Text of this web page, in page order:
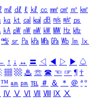
㎖ ㎗ ℓ ㎘ ㏄ ㎣ ㎤ ㎥ ㎦
㎏ ㏏ ㎈ ㎉ ㏈ ㎧ ㎨ ㎰
㎄ ㎺ ㎻ ㎽ ㎾ ㎿ ㎐ ㎑
㎯ ㏛ ㎩ ㎪ ㎫ ㎬ ㏝ ㏐
㏓
↑ ↓ ↔ 〓 ◁ ◀ ▷ ▶ ♤
▦ ▩ ♨ ☏ ☎ ☜ ☞ ¶ †
™ ㏂ ㏘ ℡ ＃ ＆ ＊ ＠ ª º
Ⅳ Ⅴ Ⅵ Ⅶ Ⅷ Ⅸ Ⅹ